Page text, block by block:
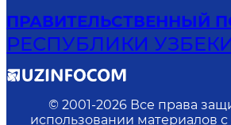
ПРАВИТЕЛЬСТВЕННЫЙ
РЕСПУБЛИКИ
© 2001-2026 Все права
использовании материалов с